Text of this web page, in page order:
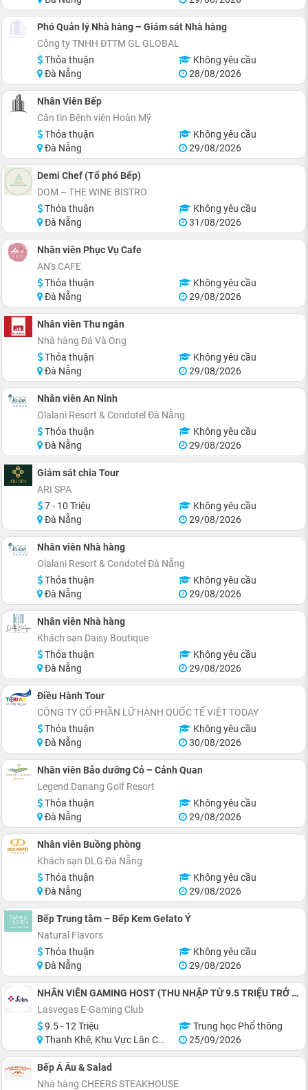
Phó Quản lý Nhà hàng – Giám sát Nhà hàng
Công ty TNHH ĐTTM GL GLOBAL
Thỏa thuận
Không yêu cầu
Đà Nẵng
28/08/2026
Nhân Viên Bếp
Căn tin Bệnh viện Hoàn Mỹ
Thỏa thuận
Không yêu cầu
Đà Nẵng
29/08/2026
Demi Chef (Tổ phó Bếp)
DOM – THE WINE BISTRO
Thỏa thuận
Không yêu cầu
Đà Nẵng
31/08/2026
Nhân viên Phục Vụ Cafe
AN's CAFE
Thỏa thuận
Không yêu cầu
Đà Nẵng
29/08/2026
Nhân viên Thu ngân
Nhà hàng Đá Và Ong
Thỏa thuận
Không yêu cầu
Đà Nẵng
29/08/2026
Nhân viên An Ninh
Olalani Resort & Condotel Đà Nẵng
Thỏa thuận
Không yêu cầu
Đà Nẵng
29/08/2026
Giám sát chia Tour
ARI SPA
7 - 10 Triệu
Không yêu cầu
Đà Nẵng
29/08/2026
Nhân viên Nhà hàng
Olalani Resort & Condotel Đà Nẵng
Thỏa thuận
Không yêu cầu
Đà Nẵng
29/08/2026
Nhân viên Nhà hàng
Khách sạn Daisy Boutique
Thỏa thuận
Không yêu cầu
Đà Nẵng
29/08/2026
Điều Hành Tour
CÔNG TY CỔ PHẦN LỮ HÀNH QUỐC TẾ VIỆT TODAY
Thỏa thuận
Không yêu cầu
Đà Nẵng
30/08/2026
Nhân viên Bảo dưỡng Cỏ – Cảnh Quan
Legend Danang Golf Resort
Thỏa thuận
Không yêu cầu
Đà Nẵng
29/08/2026
Nhân viên Buồng phòng
Khách sạn DLG Đà Nẵng
Thỏa thuận
Không yêu cầu
Đà Nẵng
29/08/2026
Bếp Trung tâm – Bếp Kem Gelato Ý
Natural Flavors
Thỏa thuận
Không yêu cầu
Đà Nẵng
29/08/2026
NHÂN VIÊN GAMING HOST (THU NHẬP TỪ 9.5 TRIỆU TRỞ LÊN)
Lasvegas E-Gaming Club
9.5 - 12 Triệu
Trung học Phổ thông
Thanh Khê, Khu Vực Lân Cận Đà Nẵng
25/09/2026
Bếp Á Âu & Salad
Nhà hàng CHEERS STEAKHOUSE